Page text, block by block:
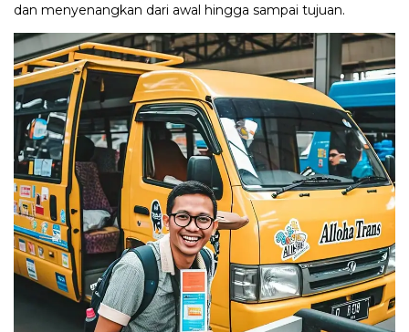
dan menyenangkan dari awal hingga sampai tujuan.